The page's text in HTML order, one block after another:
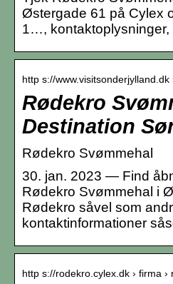
Østergade 61 på Cylex
1…, kontaktoplysninger,
http s://www.visitsonderjylland.dk
Rødekro
Destination
Rødekro Svømmehal
30. jan. 2023 — Find
Rødekro Svømmehal i
Rødekro såvel som
kontaktinformationer
http s://rodekro.cylex.dk › firma